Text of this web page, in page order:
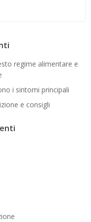
regime alimentare e
i sintomi principali
e consigli